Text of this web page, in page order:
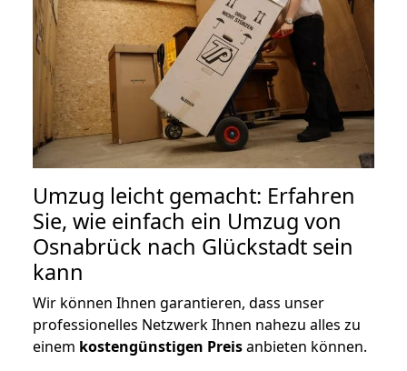
Umzug leicht gemacht: Erfahren
Sie, wie einfach ein Umzug von
Osnabrück nach Glückstadt sein
kann
Wir können Ihnen garantieren, dass unser
professionelles Netzwerk Ihnen nahezu alles zu
einem kostengünstigen Preisanbieten können.